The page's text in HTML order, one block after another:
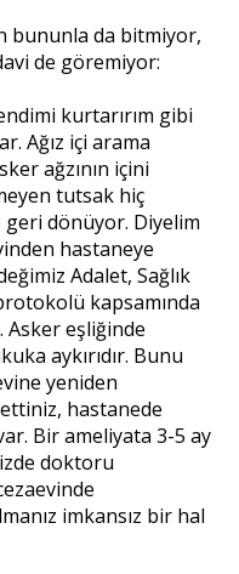
bununla da bitmiyor,
de göremiyor:
kurtarırım gibi
Ağız içi arama
ağzının içini
tutsak hiç
dönüyor. Diyelim
hastaneye
Adalet, Sağlık
kapsamında
Asker eşliğinde
aykırıdır. Bunu
yeniden
hastanede
Bir ameliyata 3-5 ay
doktoru
imkansız bir hal